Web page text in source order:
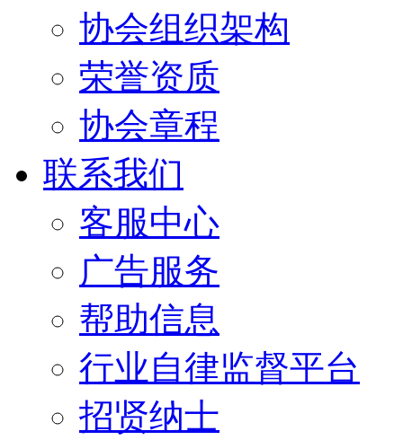
协会组织架构
荣誉资质
协会章程
联系我们
客服中心
广告服务
帮助信息
行业自律监督平台
招贤纳士